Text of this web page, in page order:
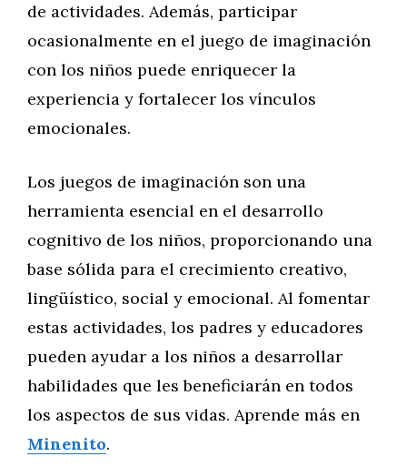
de actividades. Además, participar
ocasionalmente en el juego de imaginación
con los niños puede enriquecer la
experiencia y fortalecer los vínculos
emocionales.
Los juegos de imaginación son una
herramienta esencial en el desarrollo
cognitivo de los niños, proporcionando una
base sólida para el crecimiento creativo,
lingüístico, social y emocional. Al fomentar
estas actividades, los padres y educadores
pueden ayudar a los niños a desarrollar
habilidades que les beneficiarán en todos
los aspectos de sus vidas. Aprende más en
Minenito.